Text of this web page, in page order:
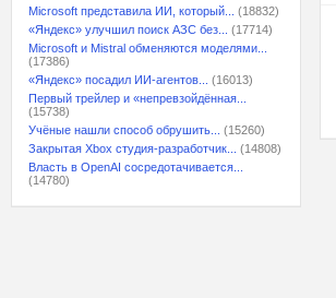
Microsoft представила ИИ, который...
(18832)
«Яндекс» улучшил поиск АЗС без...
(17714)
Microsoft и Mistral обменяются моделями...
(17386)
«Яндекс» посадил ИИ-агентов...
(16013)
Первый трейлер и «непревзойдённая...
(15738)
Учёные нашли способ обрушить...
(15260)
Закрытая Xbox студия-разработчик...
(14808)
Власть в OpenAI сосредотачивается...
(14780)